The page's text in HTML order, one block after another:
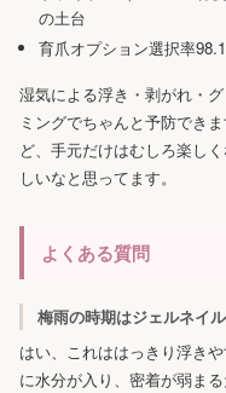
の土台
育爪オプション選択率
湿気による浮き・剥がれ・
ミングでちゃんと予防でき
ど、手元だけはむしろ楽し
しいなと思ってます。
よくある質問
梅雨の時期はジェルネイ
はい、これははっきり浮き
に水分が入り、密着が弱ま